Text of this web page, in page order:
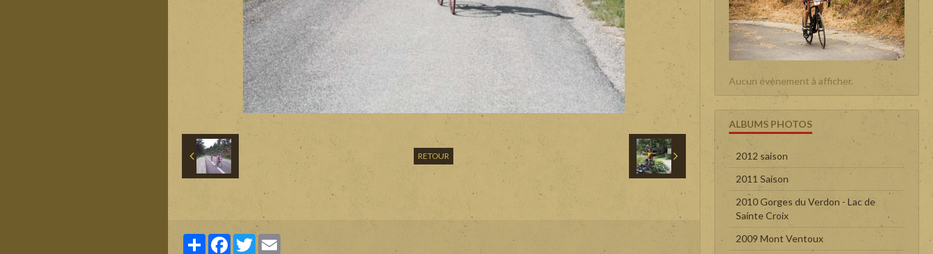
RETOUR
PartagerFacebook
TwitterEmail
Aucun évènement à afficher.
ALBUMS PHOTOS
2012 saison
2011 Saison
2010 Gorges du Verdon - Lac de
Sainte Croix
2009 Mont Ventoux